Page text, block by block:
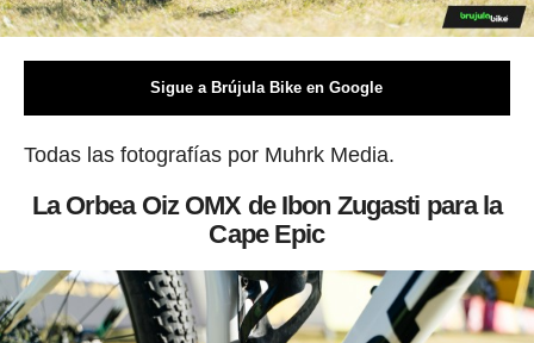
Sigue a Brújula Bike en Google
Todas las fotografías por Muhrk Media.
La Orbea Oiz OMX de Ibon Zugasti para la
Cape Epic